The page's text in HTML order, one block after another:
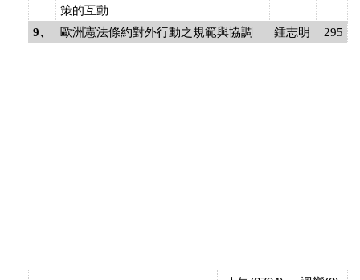
策的互動
9、 歐洲憲法條約對外行動之規範與協調 鍾志明 295